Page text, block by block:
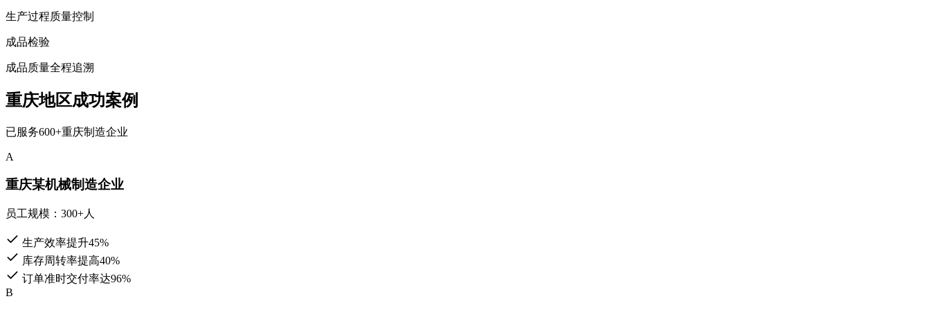
生产过程质量控制
成品检验
成品质量全程追溯
重庆地区成功案例
已服务600+重庆制造企业
A
重庆某机械制造企业
员工规模：300+人
生产效率提升45%
库存周转率提高40%
订单准时交付率达96%
B